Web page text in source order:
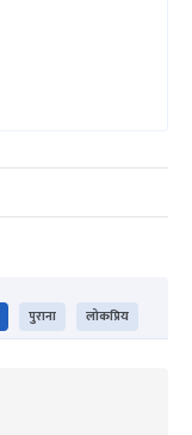
पुराना लोकप्रिय